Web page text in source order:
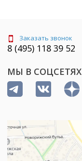
Заказать звонок
8 (495) 118 39 52
МЫ В СОЦСЕТЯХ